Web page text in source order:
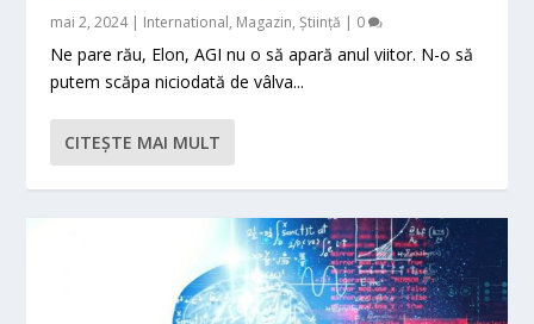
mai 2, 2024| International, Magazin,Știință | 0
Ne pare rău, Elon, AGI nu o să apară anul viitor. N-o să
putem scăpa niciodată de vâlva...
CITEŞTE MAI MULT